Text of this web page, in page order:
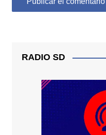
RADIO SD